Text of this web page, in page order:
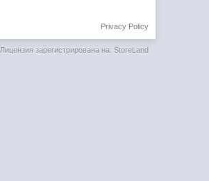
Privacy Policy
Лицензия зарегистрирована на: StoreLand